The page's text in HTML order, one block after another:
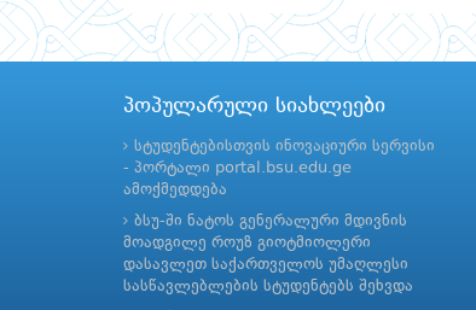
პოპულარული სიახლეები
სტუდენტებისთვის ინოვაციური სერვისი
- პორტალი portal.bsu.edu.ge
ამოქმედდება
ბსუ-ში ნატოს გენერალური მდივნის
მოადგილე როუზ გიოტმიოლერი
დასავლეთ საქართველოს უმაღლესი
სასწავლებლების სტუდენტებს შეხვდა